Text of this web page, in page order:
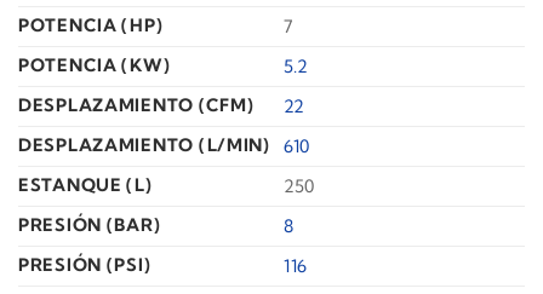
POTENCIA (HP)
7
POTENCIA (KW)
5.2
DESPLAZAMIENTO (CFM)
22
DESPLAZAMIENTO (L/MIN)
610
ESTANQUE (L)
250
PRESIÓN (BAR)
8
PRESIÓN (PSI)
116